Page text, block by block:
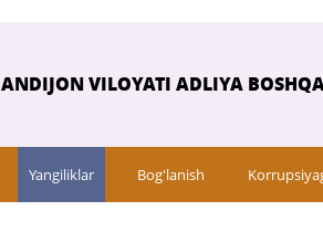
ANDIJON VILOYATI ADLIYA
Yangiliklar Bog'lanish